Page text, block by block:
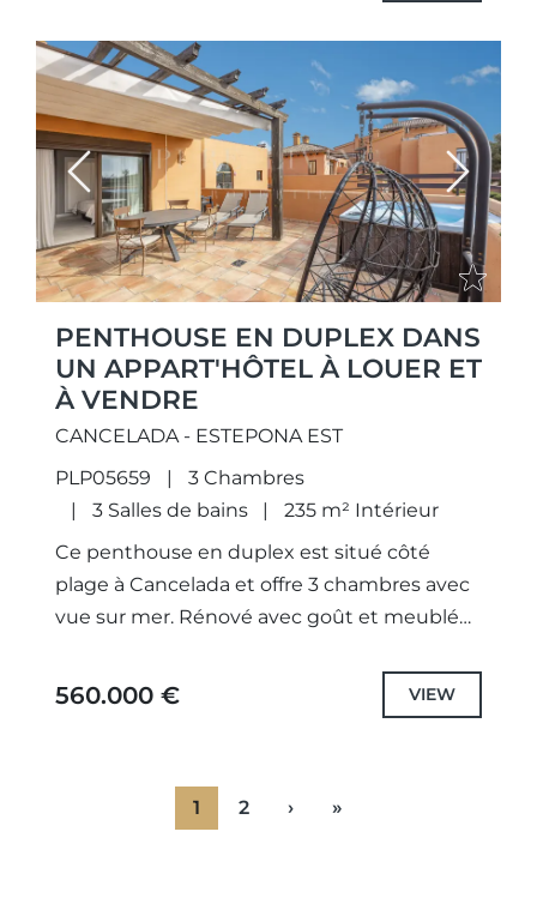
Previous Next
PENTHOUSE EN DUPLEX DANS
UN APPART'HÔTEL À LOUER ET
À VENDRE
CANCELADA - ESTEPONA EST
PLP05659
3 Chambres
3 Salles de bains
235 m² Intérieur
Ce penthouse en duplex est situé côté
plage à Cancelada et offre 3 chambres avec
vue sur mer. Rénové avec goût et meublé
560.000 € VIEW
1 2 › »